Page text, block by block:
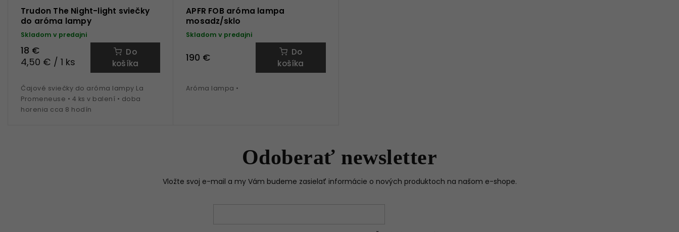
Trudon The Night-light sviečky
do aróma lampy
Skladom v predajni
18 €
4,50 € / 1 ks
Do
košíka
Čajové sviečky do aróma lampy La
Promeneuse • 4 ks v balení • doba
horenia cca 8 hodín
APFR FOB aróma lampa
mosadz/sklo
Skladom v predajni
190 €
Do
košíka
Aróma lampa •
Odoberať newsletter
Vložte svoj e-mail a my Vám budeme zasielať informácie o nových produktoch na našom e-shope.